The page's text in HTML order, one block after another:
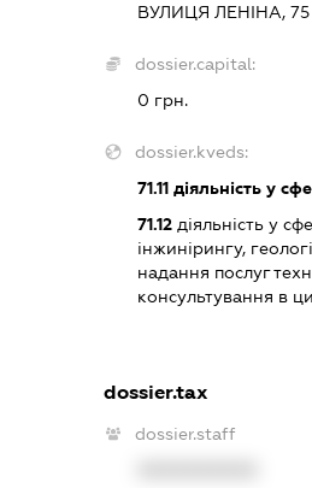
ВУЛИЦЯ ЛЕНІНА, 75
dossier.capital:
0 грн.
dossier.kveds:
71.11діяльність у
71.12діяльність у
інжинірингу,
надання послуг
консультування в
dossier.tax
dossier.staff